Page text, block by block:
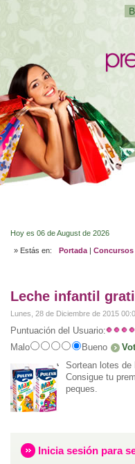
Hoy es 06 de August de 2026
» Estás en: Portada | Concursos
Leche infantil
Lunes, 28 de Diciembre de 2015
Puntuación del Usuario:
Malo
Bueno
Sortean lotes de
Consigue tu
peques.
Inicia sesión para